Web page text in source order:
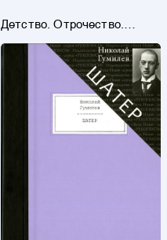
Детство. Отрочество.